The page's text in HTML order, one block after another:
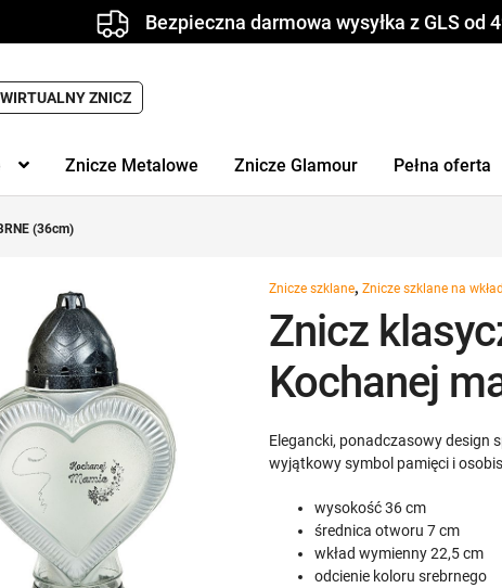
Bezpieczna darmowa wysyłka z GLS od
WIRTUALNY ZNICZ
Znicze Metalowe Znicze Glamour Pełna oferta
(36cm)
Znicze szklane,Znicze szklane na
Znicz
Kochanej
Elegancki, ponadczasowy design
wyjątkowy symbol pamięci i
wysokość 36 cm
średnica otworu 7 cm
wkład wymienny 22,5 cm
odcienie koloru srebrnego